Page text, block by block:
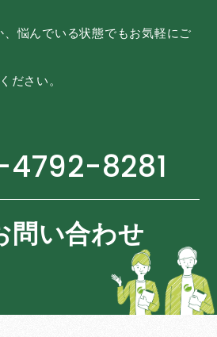
悩んでいる状態でもお気軽にご
ださい。
8281
問い合わせ